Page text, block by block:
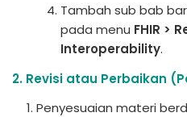
Tambah sub bab
pada menu FHIR >
Interoperability.
2. Revisi atau Perbaikan
Penyesuaian materi